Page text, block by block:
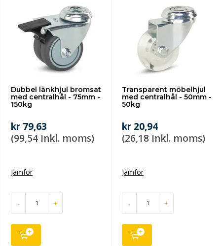
Dubbel länkhjul bromsat
med centralhål - 75mm -
150kg
kr 79,63
(99,54 Inkl. moms)
Jämför
- +
Transparent möbelhjul
med centralhål - 50mm -
50kg
kr 20,94
(26,18 Inkl. moms)
Jämför
- +